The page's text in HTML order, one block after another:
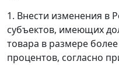
1. Внести изменения в
субъектов, имеющих
товара в размере
процентов, согласно